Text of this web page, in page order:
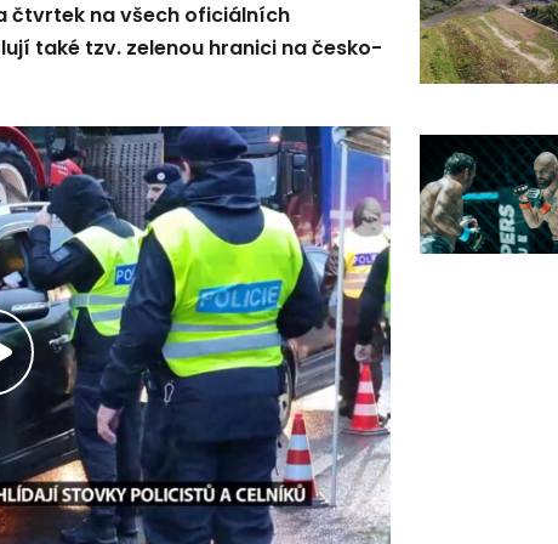
čtvrtek na všech oficiálních
také tzv. zelenou hranici na česko-
video